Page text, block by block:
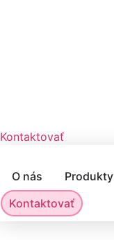
Kontaktovať
O nás Produkty
Kontaktovať